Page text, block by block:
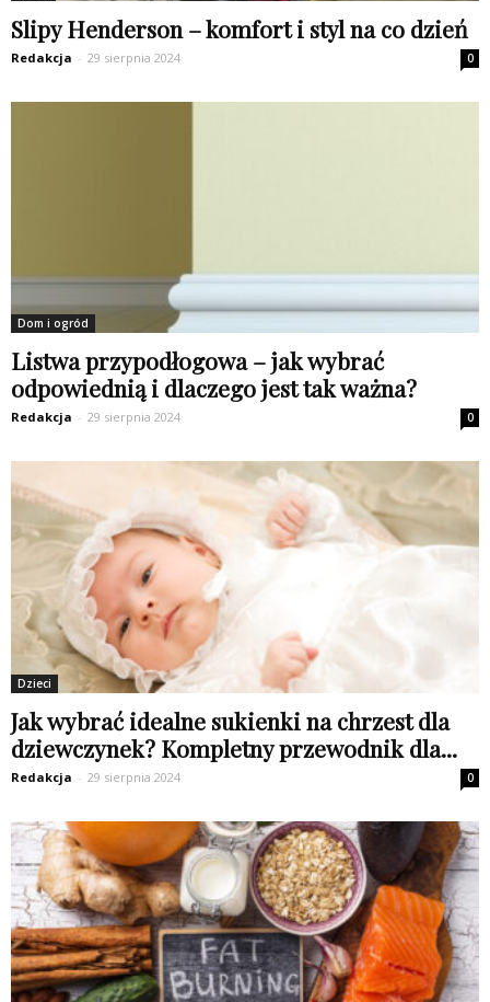
Slipy Henderson – komfort i styl na co dzień
Redakcja - 29 sierpnia 2024 0
Dom i ogród
Listwa przypodłogowa – jak wybrać
odpowiednią i dlaczego jest tak ważna?
Redakcja - 29 sierpnia 2024 0
Dzieci
Jak wybrać idealne sukienki na chrzest dla
dziewczynek? Kompletny przewodnik dla...
Redakcja - 29 sierpnia 2024 0